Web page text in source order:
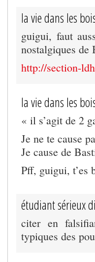
la vie dans les
guigui, faut
nostalgiques de
http://section-
la vie dans les
« il s’agit de 2
Je ne te cause
Je cause de
Pff, guigui, t’es
étudiant sérieux
citer en
typiques des